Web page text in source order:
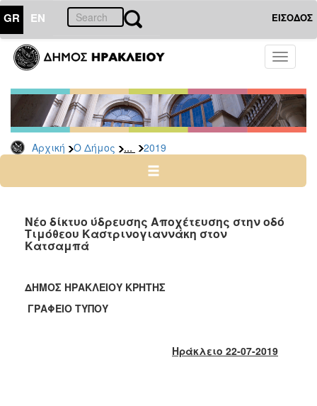
GR EN ΕΙΣΟΔΟΣ
Toggle
Αρχική Ο Δήμος ... 2019
ΔΗΜΟΣ
Δελτία
Τύπου
Αρχείο
2026
2024
2022
2021
Νέο δίκτυο ύδρευσης Αποχέτευσης στην οδό
Τιμόθεου Καστρινογιαννάκη στον
Κατσαμπά
ΔΗΜΟΣ ΗΡΑΚΛΕΙΟΥ ΚΡΗΤΗΣ
ΓΡΑΦΕΙΟ ΤΥΠΟΥ
Ηράκλειο 22-07-2019